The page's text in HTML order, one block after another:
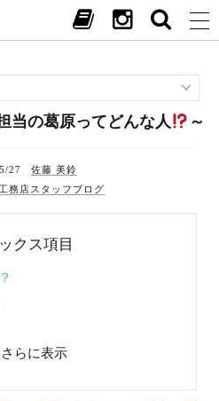
当の葛原ってどんな人 ～
27
佐藤 美鈴
工務店スタッフブログ
クス項目
さらに表示